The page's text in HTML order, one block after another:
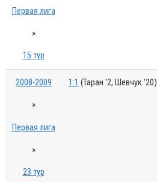
Первая лига
»
15 тур
2008-2009
»
Первая лига
»
23 тур
1:1 (Таран '2, Шевчук '20)